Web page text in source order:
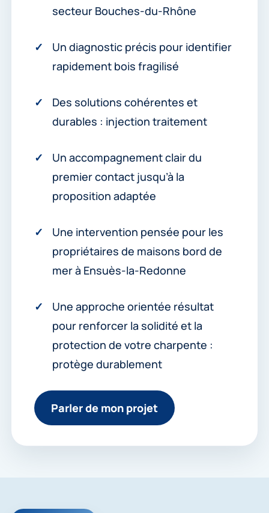
secteur Bouches-du-Rhône
Un diagnostic précis pour identifier
rapidement bois fragilisé
Des solutions cohérentes et
durables : injection traitement
Un accompagnement clair du
premier contact jusqu’à la
proposition adaptée
Une intervention pensée pour les
propriétaires de maisons bord de
mer à Ensuès-la-Redonne
Une approche orientée résultat
pour renforcer la solidité et la
protection de votre charpente :
protège durablement
Parler de mon projet